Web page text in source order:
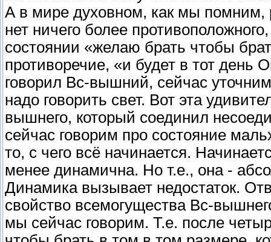
А в мире духовном, как мы помним,
нет ничего более
состоянии «желаю брать чтобы
противоречие, «и будет в тот день
говорил Вс-вышний, сейчас
надо говорить свет. Вот эта
вышнего, который соединил
сейчас говорим про состояние
то, с чего всё начинается.
менее динамична. Но т.е., она -
Динамика вызывает недостаток.
свойство всемогущества Вс-
мы сейчас говорим. Т.е. после